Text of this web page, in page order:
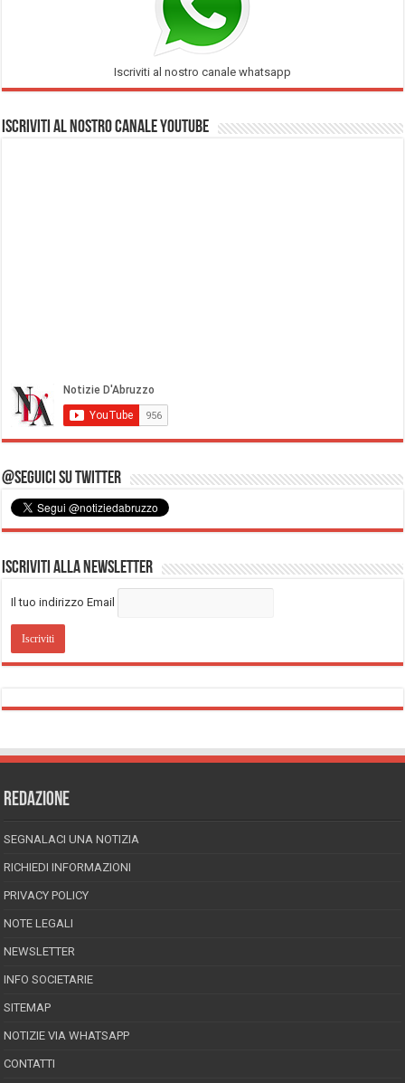
Iscriviti al nostro canale whatsapp
Iscriviti al nostro Canale Youtube
@Seguici su Twitter
Iscriviti alla Newsletter
Il tuo indirizzo Email
REDAZIONE
SEGNALACI UNA NOTIZIA
RICHIEDI INFORMAZIONI
PRIVACY POLICY
NOTE LEGALI
NEWSLETTER
INFO SOCIETARIE
SITEMAP
NOTIZIE VIA WHATSAPP
CONTATTI